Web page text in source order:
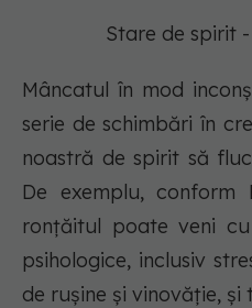
Stare de spirit
Mâncatul în mod
serie de schimbări în
noastră de spirit să
De exemplu, conform
ronțăitul poate veni
psihologice, inclusiv
de rușine și vinovăție, și